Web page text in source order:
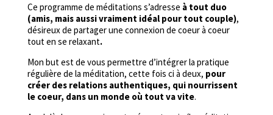
Ce programme de méditations s’adresse à tout duo
(amis, mais aussi vraiment idéal pour tout couple),
désireux de partager une connexion de coeur à coeur
tout en se relaxant.
Mon but est de vous permettre d’intégrer la pratique
régulière de la méditation, cette fois ci à deux, pour
créer des relations authentiques, qui nourrissent
le coeur, dans un monde où tout va vite.